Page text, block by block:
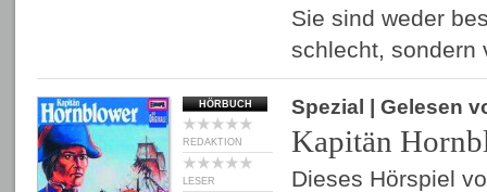
Sie sind weder
schlecht,
HÖRBUCH
REDAKTION
LESER
Spezial | Gelesen
Kapitän
Dieses Hörspiel